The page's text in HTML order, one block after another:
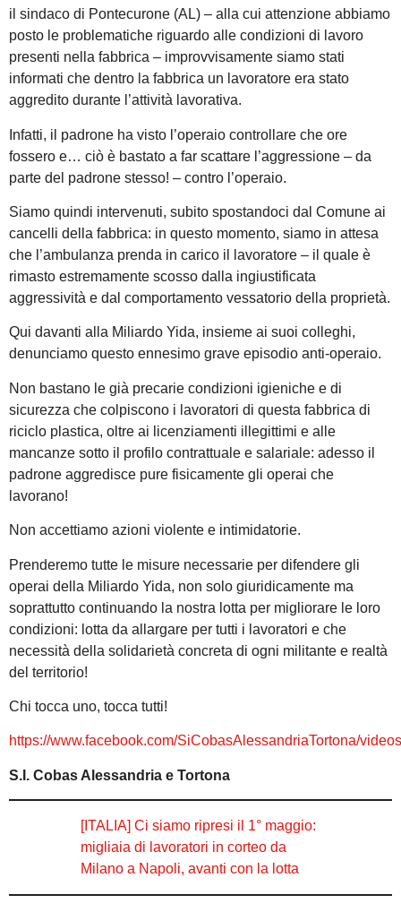
il sindaco di Pontecurone (AL) – alla cui attenzione abbiamo
posto le problematiche riguardo alle condizioni di lavoro
presenti nella fabbrica – improvvisamente siamo stati
informati che dentro la fabbrica un lavoratore era stato
aggredito durante l’attività lavorativa.
Infatti, il padrone ha visto l’operaio controllare che ore
fossero e… ciò è bastato a far scattare l’aggressione – da
parte del padrone stesso! – contro l’operaio.
Siamo quindi intervenuti, subito spostandoci dal Comune ai
cancelli della fabbrica: in questo momento, siamo in attesa
che l’ambulanza prenda in carico il lavoratore – il quale è
rimasto estremamente scosso dalla ingiustificata
aggressività e dal comportamento vessatorio della proprietà.
Qui davanti alla Miliardo Yida, insieme ai suoi colleghi,
denunciamo questo ennesimo grave episodio anti-operaio.
Non bastano le già precarie condizioni igieniche e di
sicurezza che colpiscono i lavoratori di questa fabbrica di
riciclo plastica, oltre ai licenziamenti illegittimi e alle
mancanze sotto il profilo contrattuale e salariale: adesso il
padrone aggredisce pure fisicamente gli operai che
lavorano!
Non accettiamo azioni violente e intimidatorie.
Prenderemo tutte le misure necessarie per difendere gli
operai della Miliardo Yida, non solo giuridicamente ma
soprattutto continuando la nostra lotta per migliorare le loro
condizioni: lotta da allargare per tutti i lavoratori e che
necessità della solidarietà concreta di ogni militante e realtà
del territorio!
Chi tocca uno, tocca tutti!
https://www.facebook.com/SiCobasAlessandriaTortona/
S.I. Cobas Alessandria e Tortona
[ITALIA] Ci siamo ripresi il 1° maggio:
migliaia di lavoratori in corteo da
Milano a Napoli, avanti con la lotta